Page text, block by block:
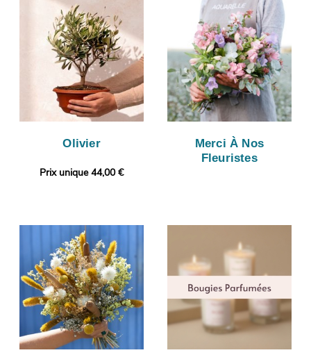
Olivier
Prix unique 44,00 €
Merci À Nos
Fleuristes